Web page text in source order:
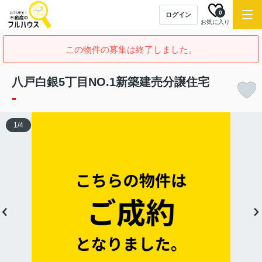
ログイン
お気に入り
0
この物件の募集は終了しました。
八戸白銀5丁目NO.1新築建売分譲住宅
-
1/4